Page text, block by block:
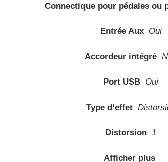
Connectique pour pédales ou
Entrée Aux Oui
Accordeur intégré
Port USB Oui
Type d’effet
Distorsion 1
Afficher plus